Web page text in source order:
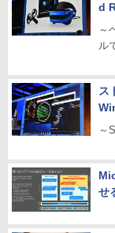
d
～
ル
ス
～
せ